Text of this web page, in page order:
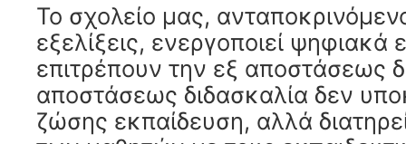
Το σχολείο μας,
εξελίξεις, ενεργοποιεί ψηφιακά
επιτρέπουν την εξ αποστάσεως
αποστάσεως διδασκαλία δεν
ζώσης εκπαίδευση, αλλά